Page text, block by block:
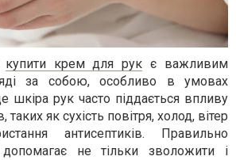
купити крем для рук є важливим
за собою, особливо в умовах
шкіра рук часто піддається впливу
таких як сухість повітря, холод, вітер
антисептиків. Правильно
не тільки зволожити і